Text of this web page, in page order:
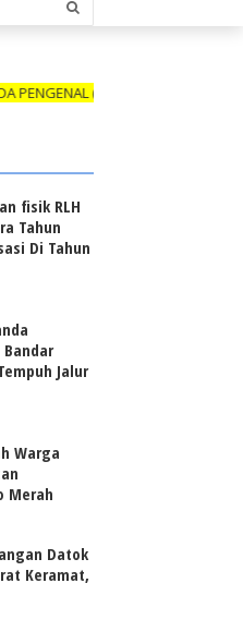
(ID CARD) YANG MASIH
fisik RLH
Tahun
Di Tahun
Jalur
Warga
Merah
Datok
Keramat,